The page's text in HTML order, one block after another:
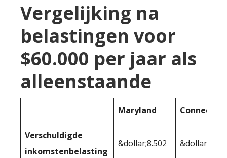
Vergelijking na
belastingen voor
$60.000 per jaar als
alleenstaande
Maryland
Verschuldigde
inkomstenbelasting
&dollar;8.502